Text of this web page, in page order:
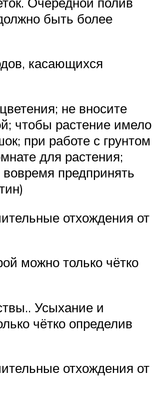
быть более
касающихся
не вносите
чтобы растение имело
при работе с грунтом
для растения;
предпринять
отхождения от
можно только чётко
Усыхание и
чётко определив
отхождения от